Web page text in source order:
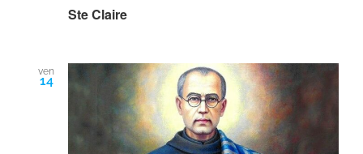
Ste Claire
ven
14